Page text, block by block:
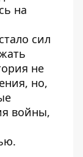
на
сил
не
но,
войны,